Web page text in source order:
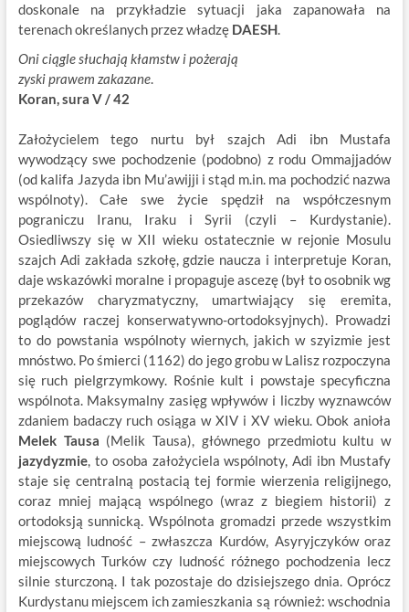
doskonale na przykładzie sytuacji jaka zapanowała na
terenach określanych przez władzę DAESH.
Oni ciągle słuchają kłamstw i pożerają
zyski prawem zakazane.
Koran, sura V / 42
Założycielem tego nurtu był szajch Adi ibn Mustafa
wywodzący swe pochodzenie (podobno) z rodu Ommajjadów
(od kalifa Jazyda ibn Mu’awijji i stąd m.in. ma pochodzić nazwa
wspólnoty). Całe swe życie spędził na współczesnym
pograniczu Iranu, Iraku i Syrii (czyli – Kurdystanie).
Osiedliwszy się w XII wieku ostatecznie w rejonie Mosulu
szajch Adi zakłada szkołę, gdzie naucza i interpretuje Koran,
daje wskazówki moralne i propaguje ascezę (był to osobnik wg
przekazów charyzmatyczny, umartwiający się eremita,
poglądów raczej konserwatywno-ortodoksyjnych). Prowadzi
to do powstania wspólnoty wiernych, jakich w szyizmie jest
mnóstwo. Po śmierci (1162) do jego grobu w Lalisz rozpoczyna
się ruch pielgrzymkowy. Rośnie kult i powstaje specyficzna
wspólnota. Maksymalny zasięg wpływów i liczby wyznawców
zdaniem badaczy ruch osiąga w XIV i XV wieku. Obok anioła
Melek Tausa (Melik Tausa), głównego przedmiotu kultu w
jazydyzmie, to osoba założyciela wspólnoty, Adi ibn Mustafy
staje się centralną postacią tej formie wierzenia religijnego,
coraz mniej mającą wspólnego (wraz z biegiem historii) z
ortodoksją sunnicką. Wspólnota gromadzi przede wszystkim
miejscową ludność – zwłaszcza Kurdów, Asyryjczyków oraz
miejscowych Turków czy ludność różnego pochodzenia lecz
silnie sturczoną. I tak pozostaje do dzisiejszego dnia. Oprócz
Kurdystanu miejscem ich zamieszkania są również: wschodnia